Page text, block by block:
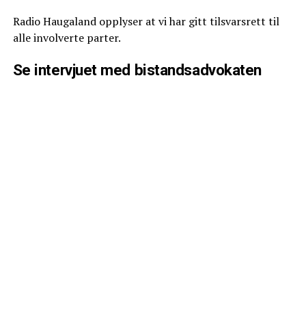
Radio Haugaland opplyser at vi har gitt tilsvarsrett til
alle involverte parter.
Se intervjuet med bistandsadvokaten